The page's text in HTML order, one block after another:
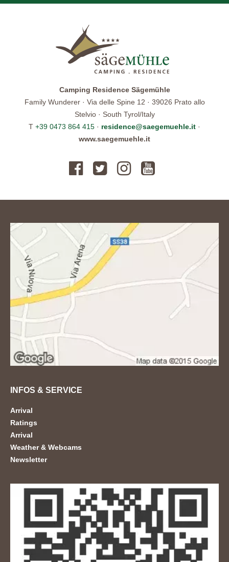
Camping Residence Sägemühle
Family Wunderer · Via delle Spine 12 · 39026 Prato allo
Stelvio · South Tyrol/Italy
T +39 0473 864 415 · residence@saegemuehle.it ·
www.saegemuehle.it
INFOS & SERVICE
Arrival
Ratings
Arrival
Weather & Webcams
Newsletter